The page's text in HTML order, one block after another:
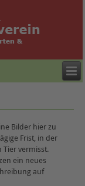
Bilder hier zu
Frist, in der
Tier vermisst.
ein neues
auf